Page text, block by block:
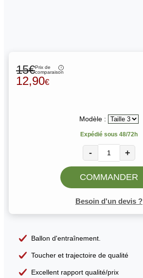
15€Prix de
comparaison
12,90€
Modèle :
Expédié sous 48/72h
- +
COMMANDER
Besoin d'un devis ?
Ballon d'entraînement.
Toucher et trajectoire de qualité
Excellent rapport qualité/prix